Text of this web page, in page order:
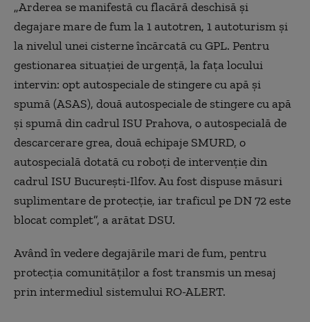
„Arderea se manifestă cu flacără deschisă şi
degajare mare de fum la 1 autotren, 1 autoturism şi
la nivelul unei cisterne încărcată cu GPL. Pentru
gestionarea situaţiei de urgenţă, la faţa locului
intervin: opt autospeciale de stingere cu apă şi
spumă (ASAS), două autospeciale de stingere cu apă
şi spumă din cadrul ISU Prahova, o autospecială de
descarcerare grea, două echipaje SMURD, o
autospecială dotată cu roboţi de intervenţie din
cadrul ISU Bucureşti-Ilfov. Au fost dispuse măsuri
suplimentare de protecţie, iar traficul pe DN 72 este
blocat complet”, a arătat DSU.
Având în vedere degajările mari de fum, pentru
protecţia comunităţilor a fost transmis un mesaj
prin intermediul sistemului RO-ALERT.